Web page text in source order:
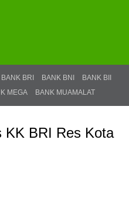
BANK BRI BANK BNI
BANK BII
MEGA BANK MUAMALAT
KK BRI Res Kota